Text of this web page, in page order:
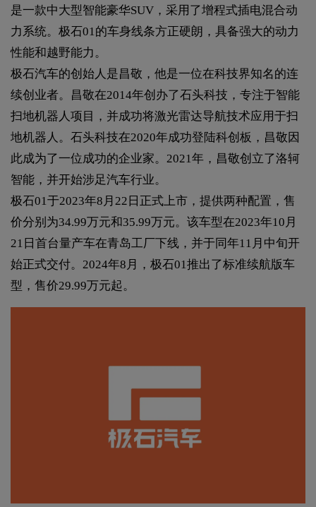
是一款中大型智能豪华SUV，采用了增程式插电混合动
力系统。极石01的车身线条方正硬朗，具备强大的动力
性能和越野能力。
极石汽车的创始人是昌敬，他是一位在科技界知名的连
续创业者。昌敬在2014年创办了石头科技，专注于智能
扫地机器人项目，并成功将激光雷达导航技术应用于扫
地机器人。石头科技在2020年成功登陆科创板，昌敬因
此成为了一位成功的企业家。2021年，昌敬创立了洛轲
智能，并开始涉足汽车行业。
极石01于2023年8月22日正式上市，提供两种配置，售
价分别为34.99万元和35.99万元。该车型在2023年10月
21日首台量产车在青岛工厂下线，并于同年11月中旬开
始正式交付。2024年8月，极石01推出了标准续航版车
型，售价29.99万元起。